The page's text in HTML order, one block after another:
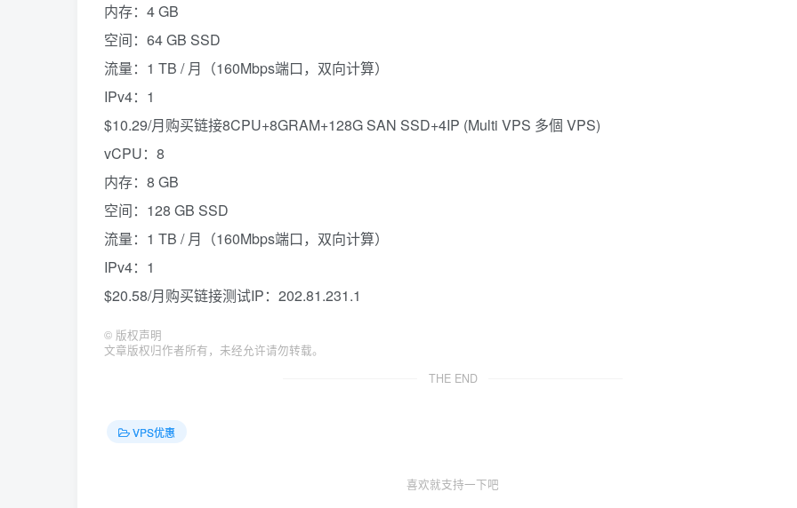
内存：4 GB
空间：64 GB SSD
流量：1 TB / 月（160Mbps端口，双向计算）
IPv4：1
$10.29/月购买链接8CPU+8GRAM+128G SAN SSD+4IP (Multi VPS 多個 VPS)
vCPU：8
内存：8 GB
空间：128 GB SSD
流量：1 TB / 月（160Mbps端口，双向计算）
IPv4：1
$20.58/月购买链接测试IP：202.81.231.1
© 版权声明
文章版权归作者所有，未经允许请勿转载。
THE END
VPS优惠
喜欢就支持一下吧